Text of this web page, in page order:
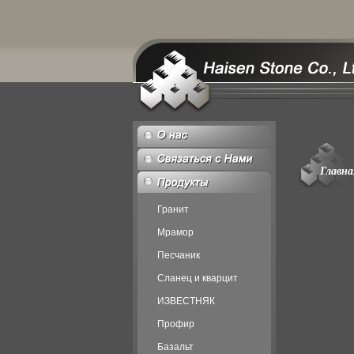
Гранит
Мрамор
Песчаник
Сланец и кварцит
ИЗВЕСТНЯК
Профир
Базальт